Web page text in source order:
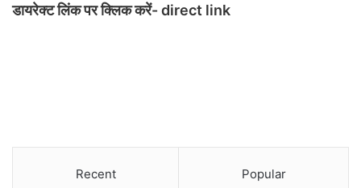
डायरेक्ट लिंक पर क्लिक करें- direct link
Recent Popular